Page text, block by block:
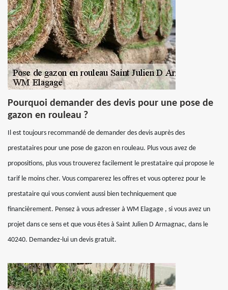
Pourquoi demander des devis pour une pose de
gazon en rouleau ?
Il est toujours recommandé de demander des devis auprès des
prestataires pour une pose de gazon en rouleau. Plus vous avez de
propositions, plus vous trouverez facilement le prestataire qui propose le
tarif le moins cher. Vous comparerez les offres et vous opterez pour le
prestataire qui vous convient aussi bien techniquement que
financièrement. Pensez à vous adresser à WM Elagage , si vous avez un
projet dans ce sens et que vous êtes à Saint Julien D Armagnac, dans le
40240. Demandez-lui un devis gratuit.